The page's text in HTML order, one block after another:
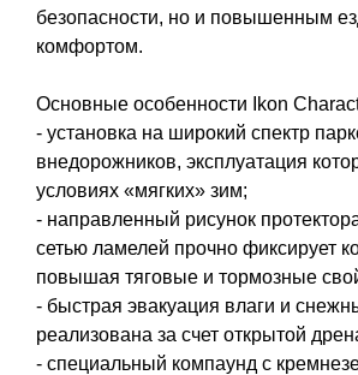
безопасности, но и повышенным
комфортом.
Основные особенности Ikon
- установка на широкий спектр
внедорожников, эксплуатация
условиях «мягких» зим;
- направленный рисунок
сетью ламелей прочно фиксирует
повышая тяговые и тормозные
- быстрая эвакуация влаги и
реализована за счет открытой
- специальный компаунд с